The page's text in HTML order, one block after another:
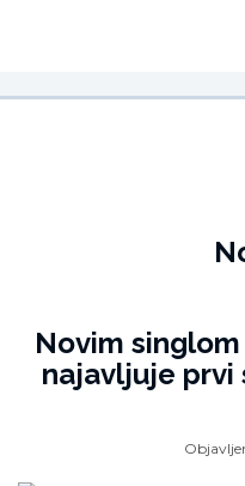
Novim singlom
najavljuje prvi